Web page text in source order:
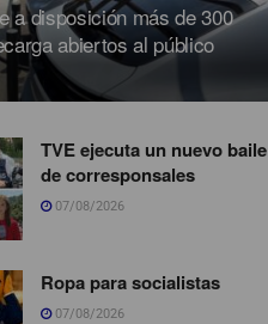
a disposición más de 300
abiertos al público
TVE ejecuta un nuevo baile
de corresponsales
07/08/2026
Ropa para socialistas
07/08/2026